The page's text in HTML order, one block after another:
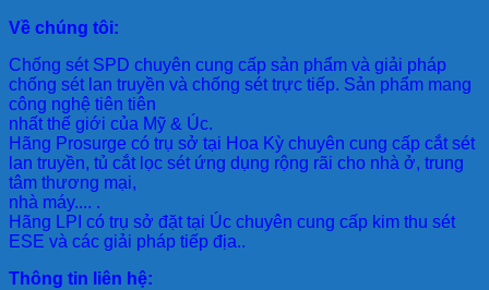
Về chúng tôi:
Chống sét SPD chuyên cung cấp sản phẩm và giải pháp
chống sét lan truyền và chống sét trực tiếp. Sản phẩm mang
công nghệ tiên tiên
nhất thế giới của Mỹ & Úc.
Hãng Prosurge có trụ sở tại Hoa Kỳ chuyên cung cấp cắt sét
lan truyền, tủ cắt lọc sét ứng dụng rộng rãi cho nhà ở, trung
tâm thương mại,
nhà máy.... .
Hãng LPI có trụ sở đặt tại Úc chuyên cung cấp kim thu sét
ESE và các giải pháp tiếp địa..
Thông tin liên hệ: